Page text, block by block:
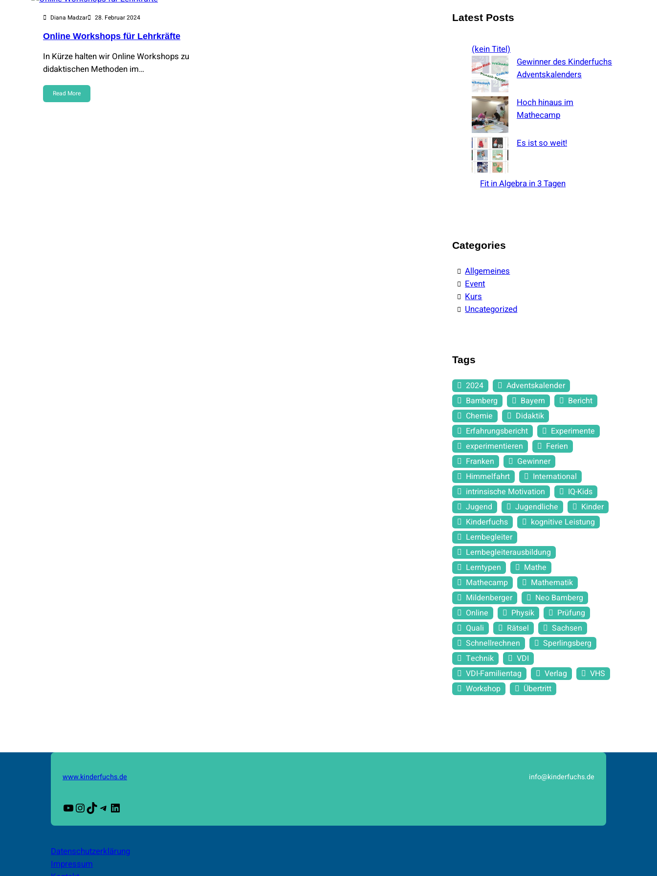
Diana Madzar 28. Februar 2024
Online Workshops für Lehrkräfte
In Kürze halten wir Online Workshops zu
didaktischen Methoden im…
Read More
a
r
Latest Posts
(kein Titel)
Gewinner des Kinderfuchs
Adventskalenders
Hoch hinaus im
Mathecamp
Es ist so weit!
Fit in Algebra in 3 Tagen
Categories
Allgemeines
Event
Kurs
Uncategorized
Tags
2024
Adventskalender
Bamberg
Bayern
Bericht
Chemie
Didaktik
Erfahrungsbericht
Experimente
experimentieren
Ferien
Franken
Gewinner
Himmelfahrt
International
intrinsische Motivation
IQ-Kids
Jugend
Jugendliche
Kinder
Kinderfuchs
kognitive Leistung
Lernbegleiter
Lernbegleiterausbildung
Lerntypen
Mathe
Mathecamp
Mathematik
Mildenberger
Neo Bamberg
Online
Physik
Prüfung
Quali
Rätsel
Sachsen
Schnellrechnen
Sperlingsberg
Technik
VDI
VDI-Familientag
Verlag
VHS
Workshop
Übertritt
www.kinderfuchs.de info@kinderfuchs.de
YouTube
Instagram
TikTok
Telegram
LinkedIn
Datenschutzerklärung
Impressum